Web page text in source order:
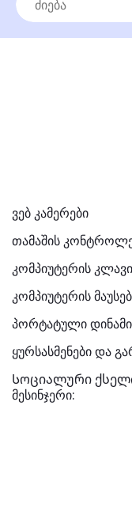
ვებ კამერები
თამაშის
კომპიუტერის
კომპიუტერის
პორტატული
ყურსასმენები და
Სოციალური
მესინჯერი: